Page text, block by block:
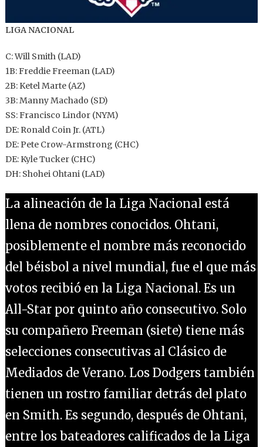
LIGA NACIONAL
C: Will Smith (LAD)
1B: Freddie Freeman (LAD)
2B: Ketel Marte (AZ)
3B: Manny Machado (SD)
SS: Francisco Lindor (NYM)
DE: Ronald Coin Jr. (ATL)
DE: Pete Crow-Armstrong (CHC)
DE: Kyle Tucker (CHC)
DH: Shohei Ohtani (LAD)
La alineación de la Liga Nacional está
llena de nombres conocidos. Ohtani,
posiblemente el nombre más reconocido
del béisbol a nivel mundial, fue el que más
votos recibió en la Liga Nacional. Es un
All-Star por quinto año consecutivo. Solo
su compañero Freeman (siete) tiene más
selecciones consecutivas al Clásico de
Mediados de Verano. Los Dodgers también
tienen un rostro familiar detrás del plato
en Smith. Es segundo, después de Ohtani,
entre los bateadores calificados de la Liga